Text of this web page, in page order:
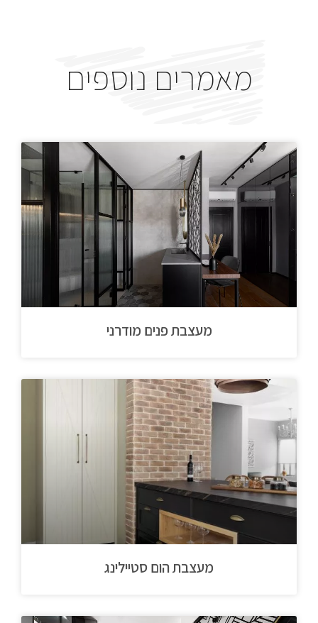
מאמרים נוספים
מעצבת פנים מודרני
מעצבת הום סטיילינג